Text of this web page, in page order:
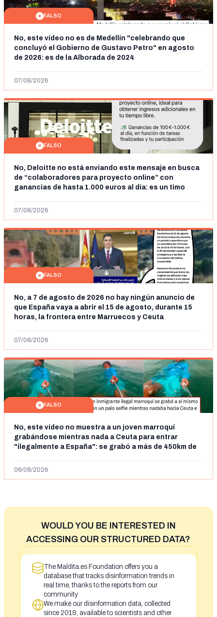
FALSO
No, este vídeo no es de Medellín "celebrando que
concluyó el Gobierno de Gustavo Petro" en agosto
de 2026: es de la Alborada de 2024
07/08/2026
FALSO
No, Deloitte no está enviando este mensaje en busca
de “colaboradores para proyecto online” con
ganancias de hasta 1.000 euros al día: es un timo
07/08/2026
FALSO
No, a 7 de agosto de 2026 no hay ningún anuncio de
que España vaya a abrir el 15 de agosto, durante 15
horas, la frontera entre Marruecos y Ceuta
07/08/2026
FALSO
No, este vídeo no muestra a un joven marroquí
grabándose mientras nada a Ceuta para entrar
"ilegalmente a España": se grabó a más de 450km de
06/08/2026
WOULD YOU BE INTERESTED IN
ACCESSING OUR STRUCTURED DATA?
The Maldita.es Foundation offers you a
database that tracks disinformation trends in
real time, thanks to the reports from our
community
We make our disinformation data, collected
since 2019, available to scientists and other